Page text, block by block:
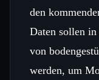
den
Daten sollen
von
werden, um